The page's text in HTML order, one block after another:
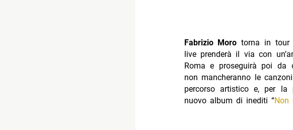
Fabrizio Morotorna in tour
live prenderà il via con
Roma e proseguirà poi
non mancheranno le
percorso artistico e, per
nuovo album di inediti “Non